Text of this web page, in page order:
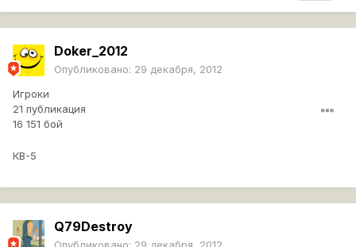
Doker_2012
Опубликовано: 29 декабря, 2012
Игроки
21 публикация
16 151 бой
КВ-5
Q79Destroy